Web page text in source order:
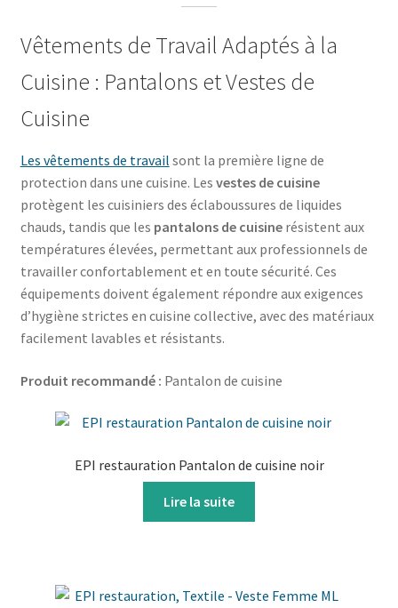
Vêtements de Travail Adaptés à la
Cuisine : Pantalons et Vestes de
Cuisine
Les vêtements de travail sont la première ligne de
protection dans une cuisine. Les vestes de cuisine
protègent les cuisiniers des éclaboussures de liquides
chauds, tandis que les pantalons de cuisinerésistent aux
températures élevées, permettant aux professionnels de
travailler confortablement et en toute sécurité. Ces
équipements doivent également répondre aux exigences
d’hygiène strictes en cuisine collective, avec des matériaux
facilement lavables et résistants.
Produit recommandé : Pantalon de cuisine
EPI restauration Pantalon de cuisine noir
Lire la suite